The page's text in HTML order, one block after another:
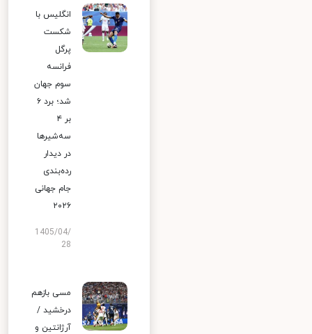
انگلیس با
شکست
پرگل
فرانسه
سوم جهان
شد؛ برد ۶
بر ۴
سه‌شیرها
در دیدار
رده‌بندی
جام جهانی
۲۰۲۶
1405/04/
28
مسی بازهم
درخشید /
آرژانتین و